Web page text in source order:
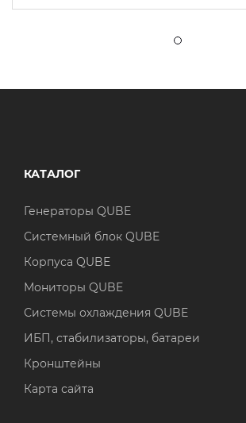
КАТАЛОГ
Генераторы QUBE
Системный блок QUBE
Корпуса QUBE
Мониторы QUBE
Системы охлаждения QUBE
ИБП, стабилизаторы, батареи
Кронштейны
Карта сайта